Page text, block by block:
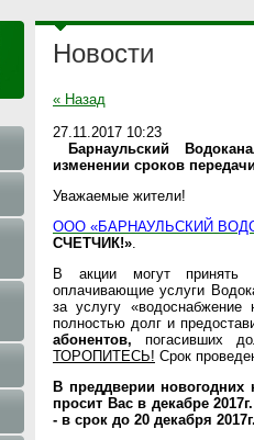
Новости
« Назад
27.11.2017 10:23
Барнаульский
изменении сроков
Уважаемые жители!
ООО «БАРНАУЛЬСКИЙ
СЧЕТЧИК!».
В акции могут принять
оплачивающие услуги
за услугу «водоснабжение
полностью долг и
абонентов, погасивших
ТОРОПИТЕСЬ! Срок
В преддверии
просит Вас в декабре
- в срок до 20 декабря